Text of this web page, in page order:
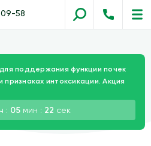
09-58
поддержания функции почек
интоксикации. Акция
ч : 05 мин : 21сек